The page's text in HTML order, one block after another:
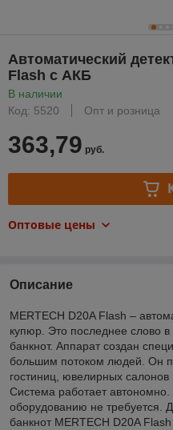
Автоматический
Flash с АКБ
В наличии
Код: 5520
Опт и розница
363,79 руб.
Оптовые цены
Описание
MERTECH D20A Flash –
купюр. Это последнее слово
банкнот. Аппарат создан
большим потоком людей. Он
гостиниц, ювелирных салонов
Система работает
оборудованию не требуется.
банкнот MERTECH D20A